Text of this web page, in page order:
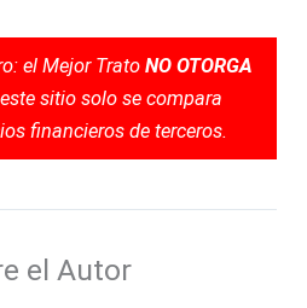
el Mejor Trato NO OTORGA
sitio solo se compara
financieros de terceros.
el Autor